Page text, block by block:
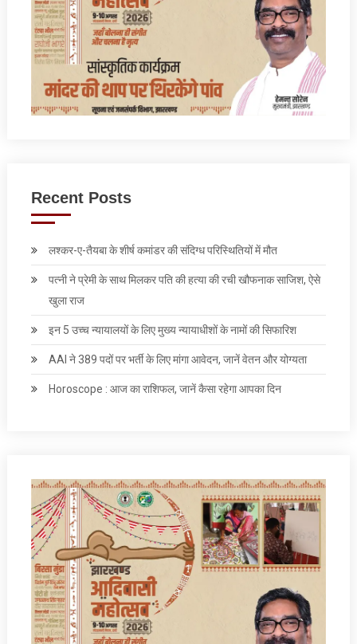
Recent Posts
लश्कर-ए-तैयबा के शीर्ष कमांडर की संदिग्ध परिस्थितियों में मौत
पत्‍नी ने प्रेमी के साथ मिलकर पति की हत्‍या की रची खौफनाक साजिश, ऐसे
खुला राज
इन 5 उच्च न्यायालयों के लिए मुख्य न्यायाधीशों के नामों की सिफारिश
AAI ने 389 पदों पर भर्ती के लिए मांगा आवेदन, जानें वेतन और योग्‍यता
Horoscope : आज का राशिफल, जानें कैसा रहेगा आपका दिन